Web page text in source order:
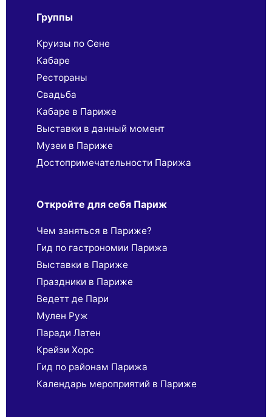
Группы
Круизы по Сене
Кабаре
Рестораны
Свадьба
Кабаре в Париже
Выставки в данный момент
Музеи в Париже
Достопримечательности Парижа
Откройте для себя Париж
Чем заняться в Париже?
Гид по гастрономии Парижа
Выставки в Париже
Праздники в Париже
Ведетт де Пари
Мулен Руж
Паради Латен
Крейзи Хорс
Гид по районам Парижа
Календарь мероприятий в Париже